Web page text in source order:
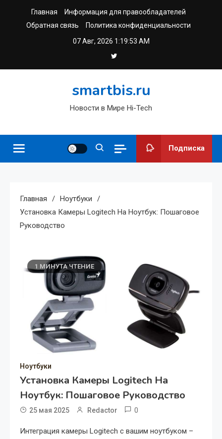
Главная
Информация для правообладателей
Обратная связь
Политика конфиденциальности
07 Авг, 2026 1:19:54 AM
smartbis.ru
Новости в Мире Hi-Tech
Подписка
Главная
Ноутбуки
Установка Камеры Logitech На Ноутбук: Пошаговое
Руководство
1 МИНУТА ЧТЕНИЕ
Ноутбуки
Установка Камеры Logitech На
Ноутбук: Пошаговое Руководство
25 мая 2025 Redactor 0
Интеграция камеры Logitech с вашим ноутбуком –